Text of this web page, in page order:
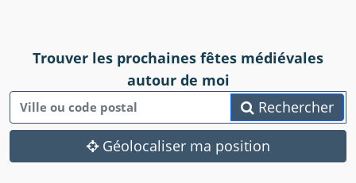
Trouver les prochaines fêtes médiévales
autour de moi
Rechercher
Géolocaliser ma position